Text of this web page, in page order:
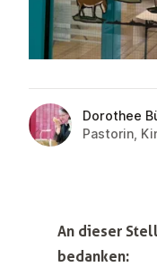
Dorothee
Pastorin,
An dieser
bedanken: